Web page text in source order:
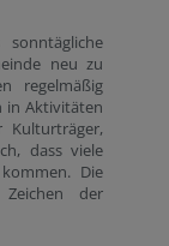
neu zu
regelmäßig
in Aktivitäten
dass viele
Die
der